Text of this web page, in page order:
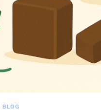
BLOG